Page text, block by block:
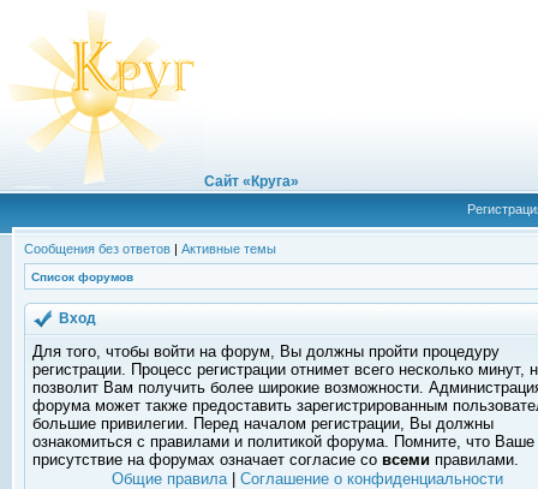
Сайт «Круга»
Сообщения без ответов | Активные темы
Список форумов
Вход
Для того, чтобы войти на форум, Вы должны пройти процедуру
регистрации. Процесс регистрации отнимет всего несколько минут,
позволит Вам получить более широкие возможности.
форума может также предоставить зарегистрированным
большие привилегии. Перед началом регистрации, Вы должны
ознакомиться с правилами и политикой форума. Помните, что Ваше
присутствие на форумах означает согласие со всеми правилами.
Общие правила| Соглашение о конфиденциальности